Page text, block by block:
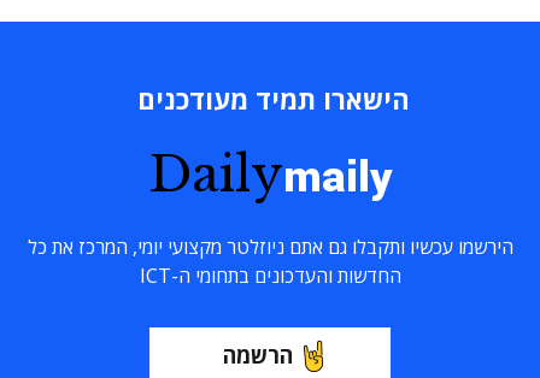
הישארו תמיד מעודכנים
Dailymaily
הירשמו עכשיו ותקבלו גם אתם ניוזלטר מקצועי יומי, המרכז את כל
החדשות והעדכונים בתחומי ה-ICT
הרשמה